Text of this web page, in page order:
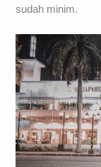
sudah minim.